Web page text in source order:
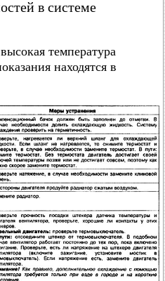
в системе
температура
находятся в